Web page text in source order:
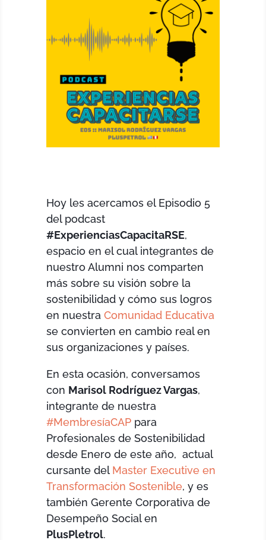
Hoy les acercamos el Episodio 5
del podcast
#ExperienciasCapacitaRSE,
espacio en el cual integrantes de
nuestro Alumni nos comparten
más sobre su visión sobre la
sostenibilidad y cómo sus logros
en nuestraComunidad Educativa
se convierten en cambio real en
sus organizaciones y países.
En esta ocasión, conversamos
con Marisol Rodríguez Vargas,
integrante de nuestra
#MembresíaCAP para
Profesionales de Sostenibilidad
desde Enero de este año, actual
cursante del Master Executive en
Transformación Sostenible, y es
también Gerente Corporativa de
Desempeño Social en
PlusPletrol.